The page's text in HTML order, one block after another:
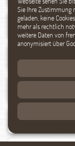
Sie Ihre Zustimmung
geladen, keine
mehr als rechtlich
weitere Daten von
anonymisiert über